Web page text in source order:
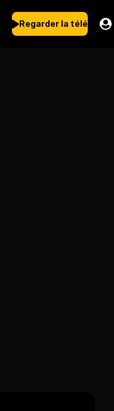
Regarder la télé